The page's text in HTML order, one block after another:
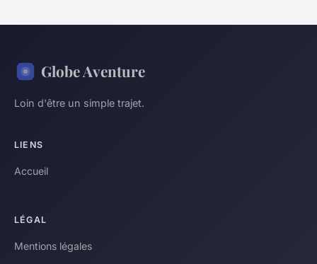
Globe Aventure
Loin d'être un simple trajet.
LIENS
Accueil
LÉGAL
Mentions légales